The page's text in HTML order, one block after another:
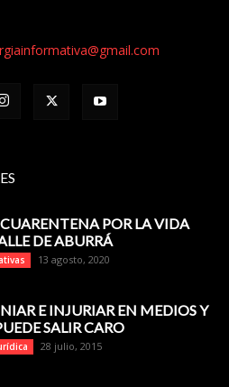
POR LA VIDA
DE ABURRÁ
13 agosto, 2020
E INJURIAR EN MEDIOS Y
SALIR CARO
28 julio, 2015